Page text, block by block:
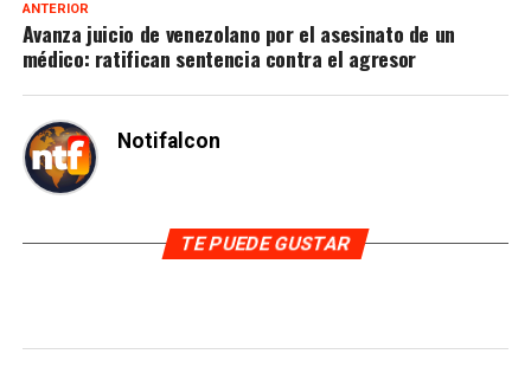
ANTERIOR
Avanza juicio de venezolano por el asesinato de un
médico: ratifican sentencia contra el agresor
Notifalcon
TE PUEDE GUSTAR